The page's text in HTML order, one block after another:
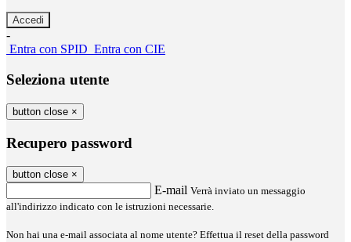
-
Entra con SPID Entra con CIE
Seleziona utente
button close ×
Recupero password
button close ×
E-mail Verrà inviato un messaggio
all'indirizzo indicato con le istruzioni necessarie.
Non hai una e-mail associata al nome utente? Effettua il reset della password